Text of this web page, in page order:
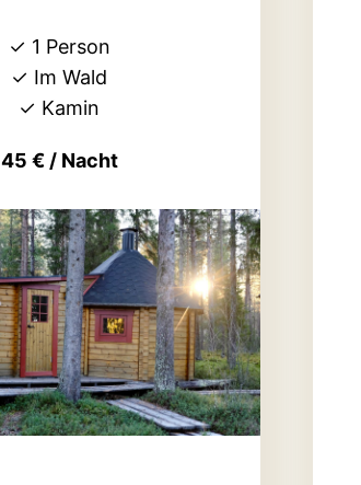
✓ 1 Person
✓ Im Wald
✓ Kamin
45 € / Nacht